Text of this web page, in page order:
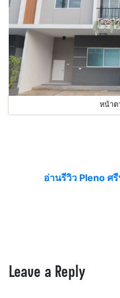
หน้าต
อ่านรีวิว Pleno ศ
Leave a Reply